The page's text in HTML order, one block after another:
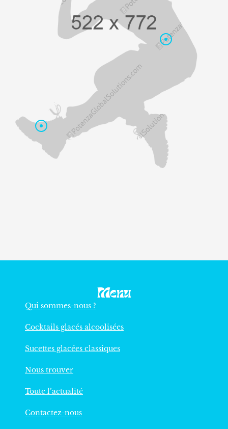
Menu
Qui sommes-nous ?
Cocktails glacés alcoolisées
Sucettes glacées classiques
Nous trouver
Toute l’actualité
Contactez-nous